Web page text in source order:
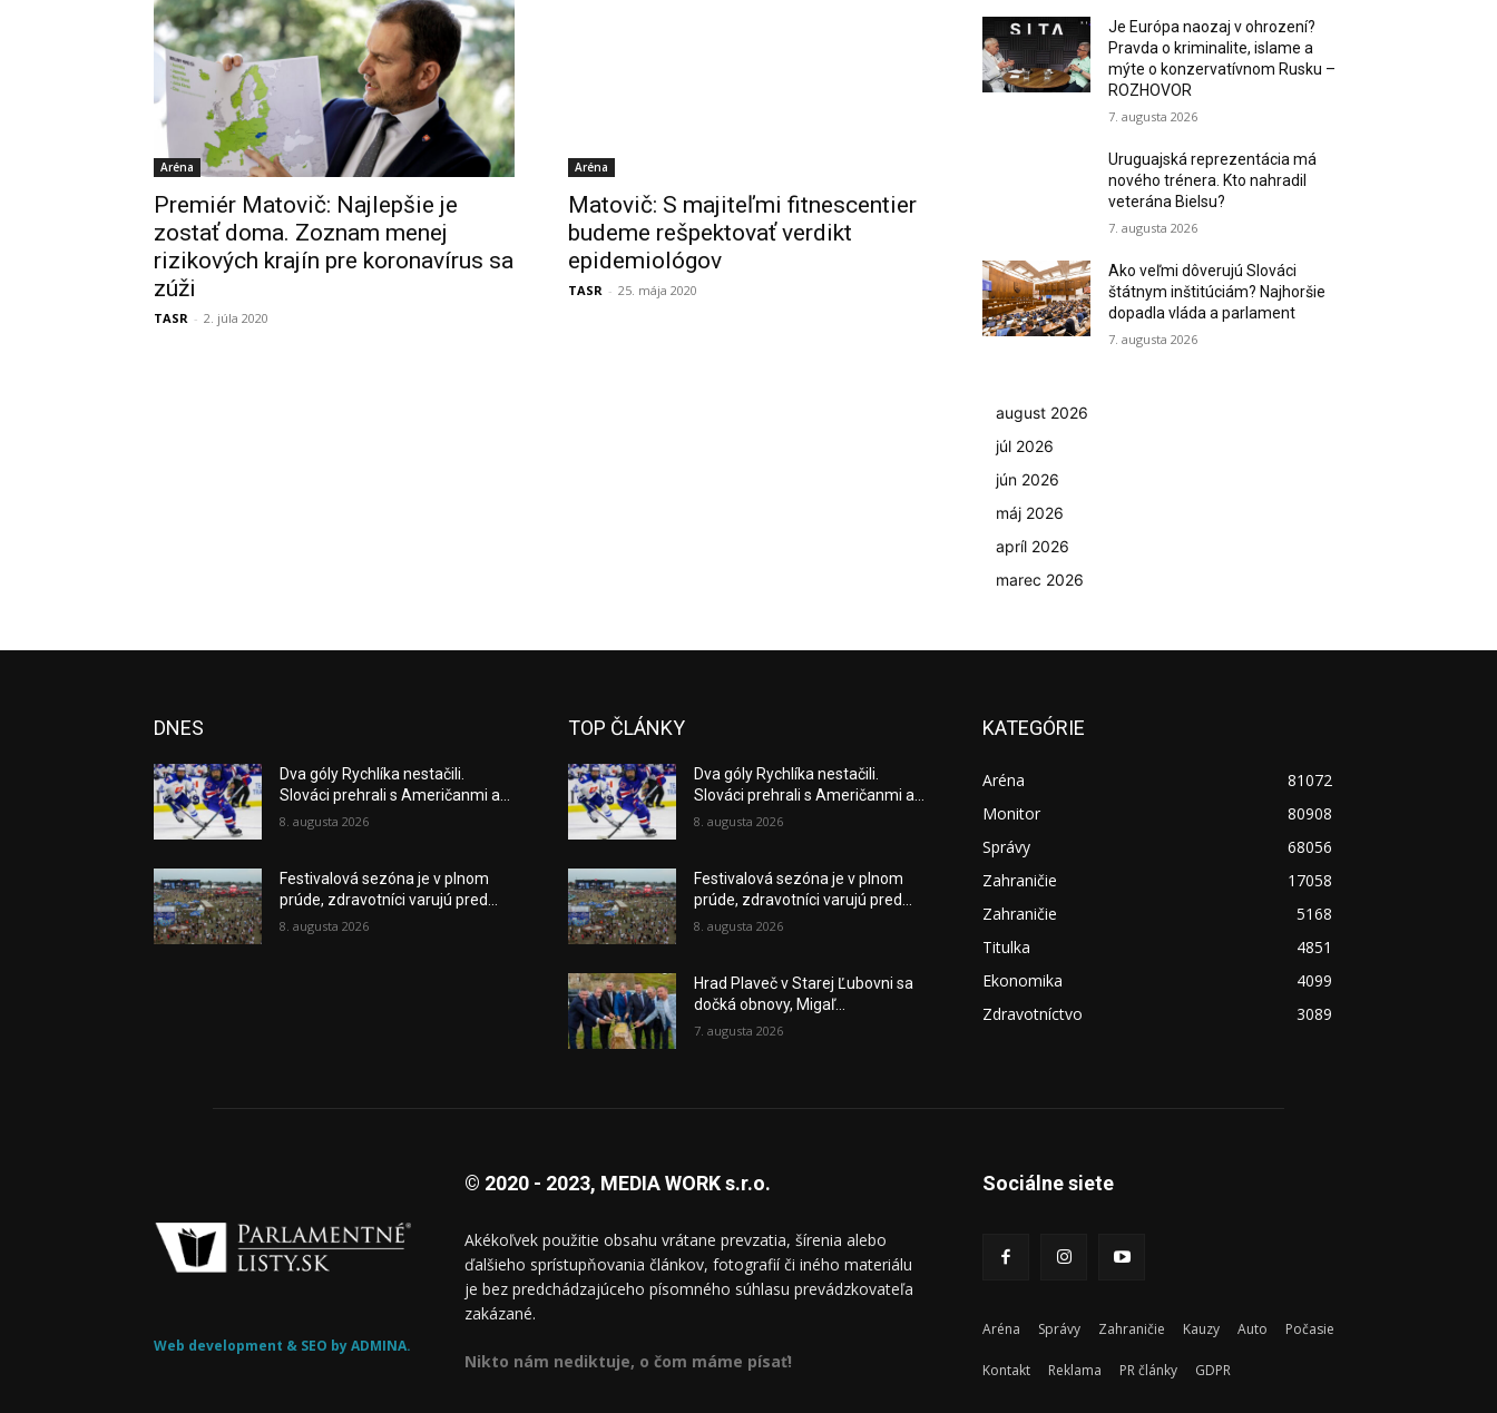
Aréna
Premiér Matovič: Najlepšie je
zostať doma. Zoznam menej
rizikových krajín pre koronavírus sa
zúži
TASR - 2. júla 2020
Aréna
Matovič: S majiteľmi fitnescentier
budeme rešpektovať verdikt
epidemiológov
TASR - 25. mája 2020
Je Európa naozaj v ohrození?
Pravda o kriminalite, islame a
mýte o konzervatívnom Rusku –
ROZHOVOR
7. augusta 2026
Uruguajská reprezentácia má
nového trénera. Kto nahradil
veterána Bielsu?
7. augusta 2026
Ako veľmi dôverujú Slováci
štátnym inštitúciám? Najhoršie
dopadla vláda a parlament
7. augusta 2026
august 2026
júl 2026
jún 2026
máj 2026
apríl 2026
marec 2026
DNES
Dva góly Rychlíka nestačili.
Slováci prehrali s Američanmi a...
8. augusta 2026
Festivalová sezóna je v plnom
prúde, zdravotníci varujú pred...
8. augusta 2026
TOP ČLÁNKY
Dva góly Rychlíka nestačili.
Slováci prehrali s Američanmi a...
8. augusta 2026
Festivalová sezóna je v plnom
prúde, zdravotníci varujú pred...
8. augusta 2026
Hrad Plaveč v Starej Ľubovni sa
dočká obnovy, Migaľ...
7. augusta 2026
KATEGÓRIE
Aréna
81072
Monitor
80908
Správy
68056
Zahraničie
17058
Zahraničie
5168
Titulka
4851
Ekonomika
4099
Zdravotníctvo
3089
Web development & SEO by ADMINA.
© 2020 - 2023, MEDIA WORK s.r.o.
Akékoľvek použitie obsahu vrátane prevzatia, šírenia alebo
ďalšieho sprístupňovania článkov, fotografií či iného materiálu
je bez predchádzajúceho písomného súhlasu prevádzkovateľa
zakázané.
Nikto nám nediktuje, o čom máme písať!
Sociálne siete
Aréna Správy Zahraničie Kauzy Auto Počasie
Kontakt Reklama PR články GDPR